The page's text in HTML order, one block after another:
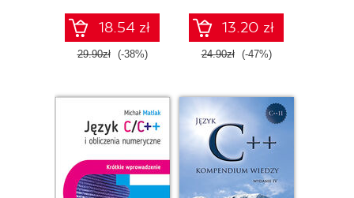
18.54 zł
29.90zł (-38%)
13.20 zł
24.90zł (-47%)